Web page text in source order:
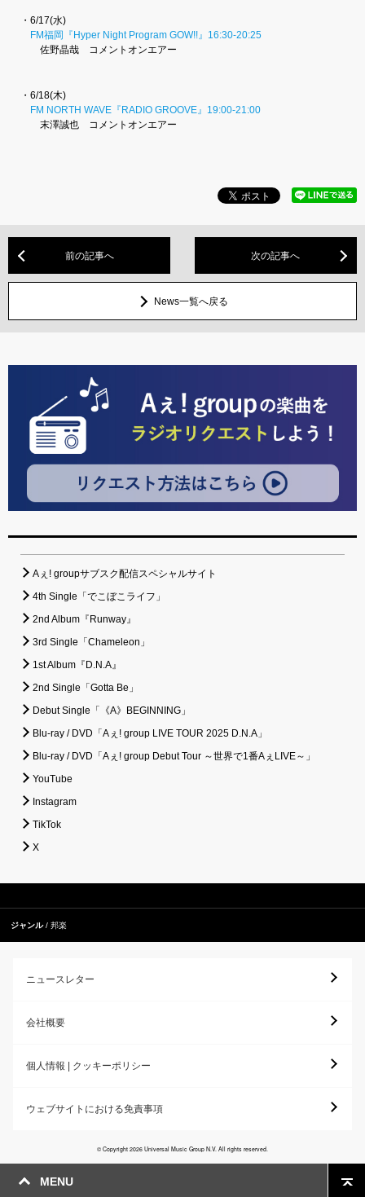
MENU
・6/17(水)
FM福岡『Hyper Night Program GOW!!』16:30-20:25
佐野晶哉 コメントオンエアー
・6/18(木)
FM NORTH WAVE『RADIO GROOVE』19:00-21:00
末澤誠也 コメントオンエアー
前の記事へ 次の記事へ
News一覧へ戻る
Aぇ! groupサブスク配信スペシャルサイト
4th Single「でこぼこライフ」
2nd Album『Runway』
3rd Single「Chameleon」
1st Album『D.N.A』
2nd Single「Gotta Be」
Debut Single「《A》BEGINNING」
Blu-ray / DVD「Aぇ! group LIVE TOUR 2025 D.N.A」
Blu-ray / DVD「Aぇ! group Debut Tour ～世界で1番AぇLIVE～」
YouTube
Instagram
TikTok
X
ジャンル 邦楽
ニュースレター
会社概要
個人情報 | クッキーポリシー
ウェブサイトにおける免責事項
© Copyright 2026 Universal Music Group N.V. All rights reserved.